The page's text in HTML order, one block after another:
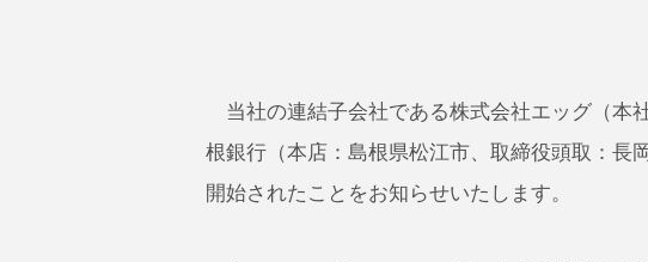
当社の連結子会社である株式会社エッグ（本
根銀行（本店：島根県松江市、取締役頭取：長
開始されたことをお知らせいたします。